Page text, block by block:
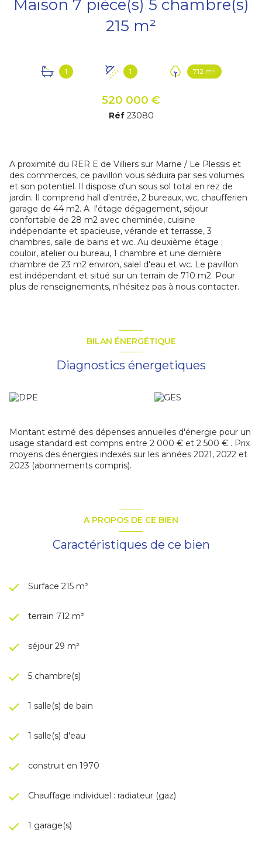
Maison 7 pièce(s) 5 chambre(s)
215 m²
1 1 712 m²
520 000 €
Réf 23080
A proximité du RER E de Villiers sur Marne / Le Plessis et
des commerces, ce pavillon vous séduira par ses volumes
et son potentiel. Il dispose d'un sous sol total en rez de
jardin. Il comprend hall d'entrée, 2 bureaux, wc, chaufferien
garage de 44 m2. A l'étage dégagement, séjour
confortable de 28 m2 avec cheminée, cuisine
indépendante et spacieuse, vérande et terrasse, 3
chambres, salle de bains et wc. Au deuxième étage ;
couloir, atelier ou bureau, 1 chambre et une dernière
chambre de 23 m2 environ, salel d'eau et wc. Le pavillon
est indépendant et situé sur un terrain de 710 m2. Pour
plus de renseignements, n'hésitez pas à nous contacter.
BILAN ÉNERGÉTIQUE
Diagnostics énergetiques
Montant estimé des dépenses annuelles d'énergie pour un
usage standard est compris entre 2 000 € et 2 500 € . Prix
moyens des énergies indexés sur les années 2021, 2022 et
2023 (abonnements compris).
A PROPOS DE CE BIEN
Caractéristiques de ce bien
Surface 215 m²
terrain 712 m²
séjour 29 m²
5 chambre(s)
1 salle(s) de bain
1 salle(s) d'eau
construit en 1970
Chauffage individuel : radiateur (gaz)
1 garage(s)